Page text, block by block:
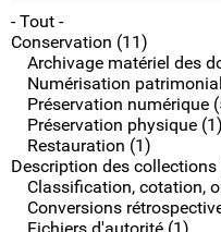
- Tout -
Conservation (11)
Archivage matériel des
Numérisation
Préservation numérique
Préservation physique (1)
Restauration (1)
Description des collections
Classification, cotation,
Conversions